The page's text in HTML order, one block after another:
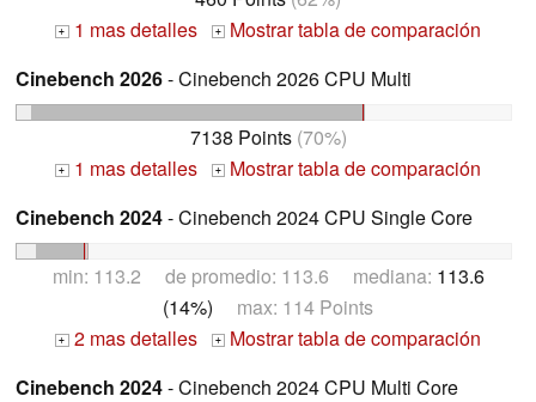
+ 1 mas detalles +
Mostrar tabla de comparación
Cinebench 2026- Cinebench 2026 CPU Multi
7138 Points(70%)
+ 1 mas detalles +
Mostrar tabla de comparación
Cinebench 2024- Cinebench 2024 CPU Single Core
min: 113.2 de promedio: 113.6 mediana: 113.6
(14%) max: 114 Points
+ 2 mas detalles +
Mostrar tabla de comparación
Cinebench 2024- Cinebench 2024 CPU Multi Core